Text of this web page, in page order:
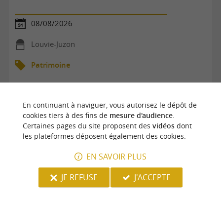
08/08/2026
Louvie-Juzon
Patrimoine
En continuant à naviguer, vous autorisez le dépôt de
cookies tiers à des fins de mesure d'audience.
Certaines pages du site proposent des vidéosdont
les plateformes déposent également des cookies.
EN SAVOIR PLUS
JE REFUSE
J'ACCEPTE